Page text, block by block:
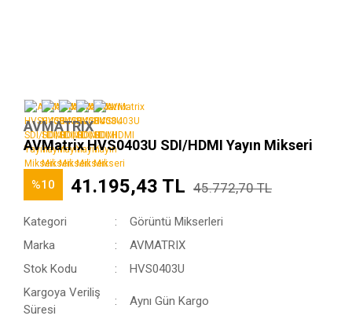
AVMATRIX
AVMatrix HVS0403U SDI/HDMI Yayın Mikseri
%10 41.195,43 TL 45.772,70 TL
Kategori
Görüntü Mikserleri
Marka
AVMATRIX
Stok Kodu
HVS0403U
Kargoya Veriliş
Süresi
Aynı Gün Kargo